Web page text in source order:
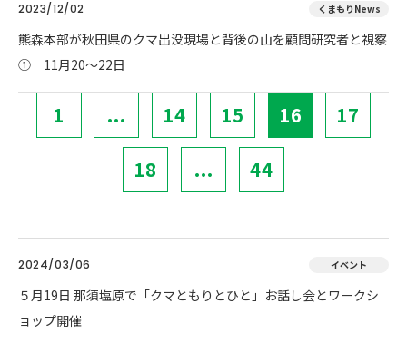
2023/12/02 くまもりNews
熊森本部が秋田県のクマ出没現場と背後の山を顧問研究者と視察
① 11月20～22日
1 ... 14 15 16 17
18 ... 44
2024/03/06 イベント
５月19日 那須塩原で「クマともりとひと」お話し会とワークシ
ョップ開催